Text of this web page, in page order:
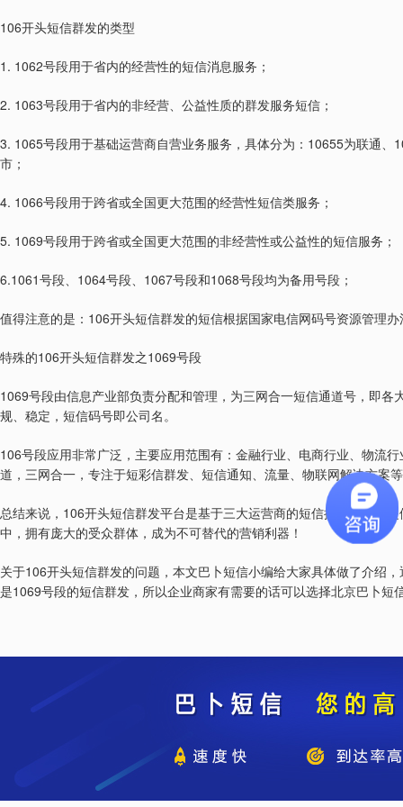
106开头短信群发的类型
1. 1062号段用于省内的经营性的短信消息服务；
2. 1063号段用于省内的非经营、公益性质的群发服务短信；
3. 1065号段用于基础运营商自营业务服务，具体分为： 10655为联通、
市；
4. 1066号段用于跨省或全国更大范围的经营性短信类服务；
5. 1069号段用于跨省或全国更大范围的非经营性或公益性的短信服务；
6.1061 号段、 1064号段、 1067号段和 1068号段均为备用号段；
值得注意的是： 106开头短信群发的短信根据国家电信网码号资源管理
特殊的106开头短信群发之 1069号段
1069号段由信息产业部负责分配和管理，为三网合一短信通道号，即
规、稳定，短信码号即公司名。
106号段应用非常广泛，主要应用范围有：金融行业、电商行业、物流
道，三网合一，专注于短彩信群发、短信通知、流量、物联网解决方案
总结来说， 106开头短信群发平台是基于三大运营商的短信接口为用户
中，拥有庞大的受众群体，成为不可替代的营销利器！
关于106开头短信群发的问题，本文巴卜短信小编给大家具体做了介绍
是1069号段的短信群发，所以企业商家有需要的话可以选择北京巴卜短